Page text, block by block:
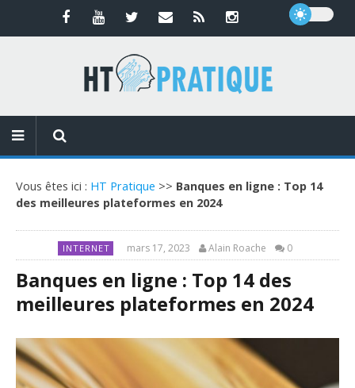
Vous êtes ici : HT Pratique >> Banques en ligne : Top 14
des meilleures plateformes en 2024
INTERNET mars 17, 2023 Alain Roache 0
Banques en ligne : Top 14 des
meilleures plateformes en 2024